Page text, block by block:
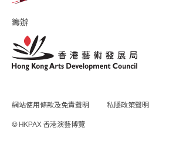
籌辦
網站使用條款及免責聲明
私隱政策聲明
© HKPAX 香港演藝博覽